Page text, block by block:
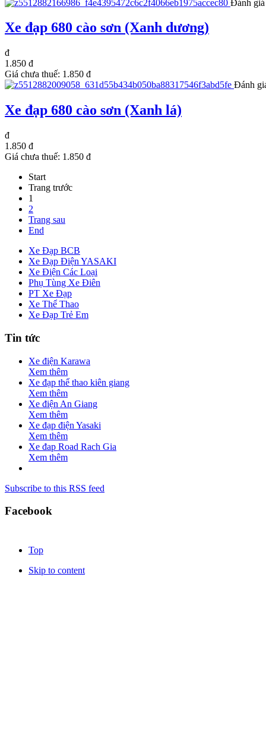
Đánh giá
Xe đạp 680 cào sơn (Xanh dương)
đ
1.850 đ
Giá chưa thuế: 1.850 đ
Đánh
Xe đạp 680 cào sơn (Xanh lá)
đ
1.850 đ
Giá chưa thuế: 1.850 đ
Start
Trang trước
1
2
Trang sau
End
Xe Đạp BCB
Xe Đạp Điện YASAKI
Xe Điện Các Loại
Phụ Tùng Xe Điên
PT Xe Đạp
Xe Thể Thao
Xe Đạp Trẻ Em
Tin tức
Xe điện Karawa
Xem thêm
Xe đạp thể thao kiên giang
Xem thêm
Xe điện An Giang
Xem thêm
Xe đạp điện Yasaki
Xem thêm
Xe đap Road Rach Gia
Xem thêm
Subscribe to this RSS feed
Facebook
Top
Skip to content